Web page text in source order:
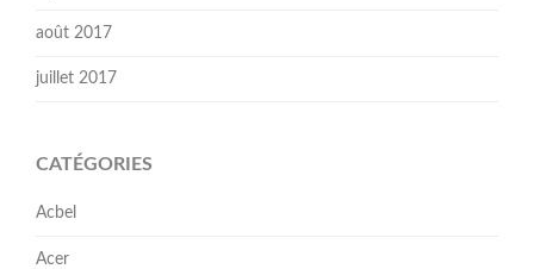
août 2017
juillet 2017
CATÉGORIES
Acbel
Acer